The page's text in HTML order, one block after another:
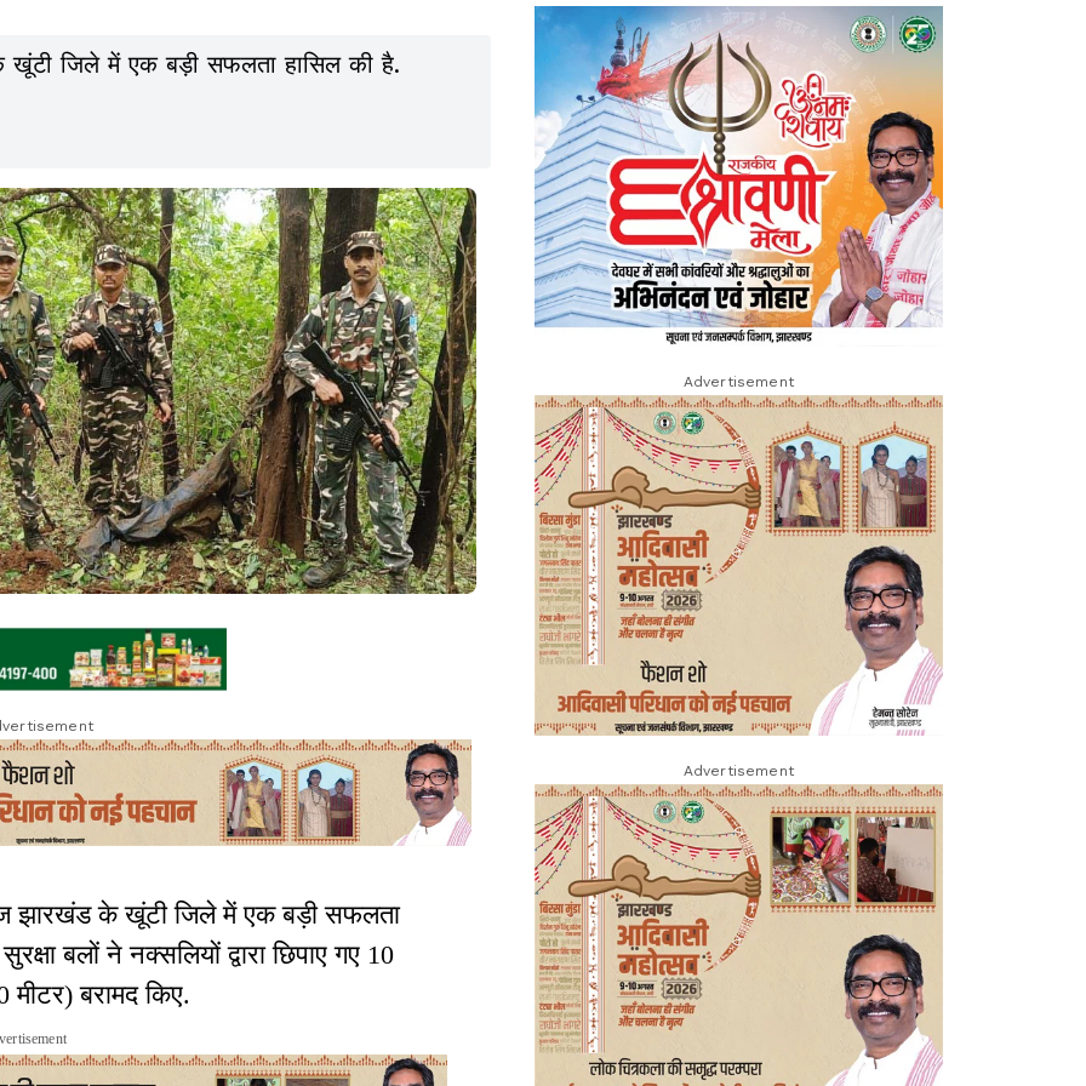
जिले में एक बड़ी सफलता हासिल की है.
झारखंड के खूंटी जिले में एक बड़ी सफलता
बलों ने नक्सलियों द्वारा छिपाए गए 10
बरामद किए.
Advertisement
Advertisement